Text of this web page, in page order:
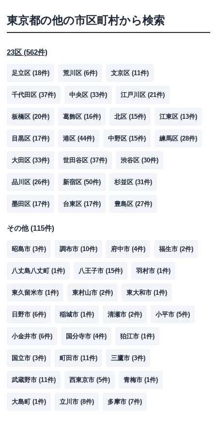
名称 みずほ銀行 祖師谷支店
営業時間
平日：
6：00～26：00月曜日の6:00～7:00
土曜：8：00～22：00
ATM 〇
駐車場 ✕
住所 東京都世田谷区砧6-32-8
名称 みずほ銀行 玉川支店
平日：9：00～15：00
ATM営業時間
土曜：
8：00～21：00
ATM 〇
駐車場 ✕
住所 東京都世田谷区玉川3-7-18
名称 みずほ銀行 千歳船橋支店
平日：
9：00～15：00
日祝：-
ATM営業時間
はご利用いただけません。
東京都の他の市区町村から検索
23区 (562件)
足立区 (18件) 荒川区 (6件) 文京区 (11件)
千代田区 (37件) 中央区 (33件) 江戸川区 (21件)
板橋区 (20件) 葛飾区 (16件) 北区 (15件) 江東区 (13件)
目黒区 (17件) 港区 (44件) 中野区 (15件) 練馬区 (28件)
大田区 (33件) 世田谷区 (37件) 渋谷区 (30件)
品川区 (26件) 新宿区 (50件) 杉並区 (31件)
墨田区 (17件) 台東区 (17件) 豊島区 (27件)
その他(115件)
昭島市 (3件) 調布市 (10件) 府中市 (4件) 福生市 (2件)
八丈島八丈町 (1件) 八王子市 (15件) 羽村市 (1件)
東久留米市 (1件) 東村山市 (2件) 東大和市 (1件)
日野市 (6件) 稲城市 (1件) 清瀬市 (2件) 小平市 (5件)
小金井市 (6件) 国分寺市 (4件) 狛江市 (1件)
国立市 (3件) 町田市 (11件) 三鷹市 (3件)
武蔵野市 (11件) 西東京市 (5件) 青梅市 (1件)
大島町 (1件) 立川市 (8件) 多摩市 (7件)